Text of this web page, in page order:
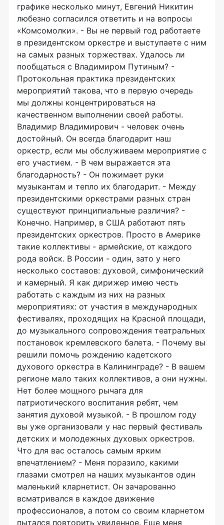
графике несколько минут, Евгений Никитин
любезно согласился ответить и на вопросы
«Комсомолки». - Вы не первый год работаете
в президентском оркестре и выступаете с ним
на самых разных торжествах. Удалось ли
пообщаться с Владимиром Путиным? -
Протокольная практика президентских
мероприятий такова, что в первую очередь
мы должны концентрироваться на
качественном выполнении своей работы.
Владимир Владимирович - человек очень
достойный. Он всегда благодарит наш
оркестр, если мы обслуживаем мероприятие с
его участием. - В чем выражается эта
благодарность? - Он пожимает руки
музыкантам и тепло их благодарит. - Между
президентскими оркестрами разных стран
существуют принципиальные различия? -
Конечно. Например, в США работают пять
президентских оркестров. Просто в Америке
такие коллективы - армейские, от каждого
рода войск. В России - один, зато у него
несколько составов: духовой, симфонический
и камерный. Я как дирижер имею честь
работать с каждым из них на разных
мероприятиях: от участия в международных
фестивалях, проходящих на Красной площади,
до музыкального сопровождения театральных
постановок кремлевского балета. - Почему вы
решили помочь рождению кадетского
духового оркестра в Калининграде? - В вашем
регионе мало таких коллективов, а они нужны.
Нет более мощного рычага для
патриотического воспитания ребят, чем
занятия духовой музыкой. - В прошлом году
вы уже организовали у нас первый фестиваль
детских и молодежных духовых оркестров.
Что для вас осталось самым ярким
впечатлением? - Меня поразило, какими
глазами смотрел на наших музыкантов один
маленький кларнетист. Он зачарованно
всматривался в каждое движение
профессионалов, а потом со своим кларнетом
пытался повторить увиденное. Еще меня